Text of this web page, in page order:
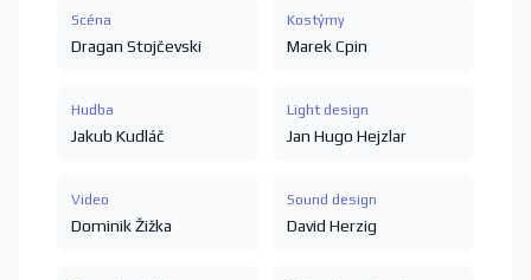
Scéna
Dragan Stojčevski
Kostýmy
Marek Cpin
Hudba
Jakub Kudláč
Light design
Jan Hugo Hejzlar
Video
Dominik Žižka
Sound design
David Herzig